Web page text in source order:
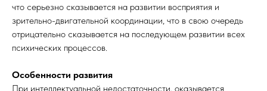
что серьезно сказывается на развитии восприятия и
зрительно-двигательной координации, что в свою очередь
отрицательно сказывается на последующем развитии всех
психических процессов.
Особенности развития
При интеллектуальной недостаточности, оказывается